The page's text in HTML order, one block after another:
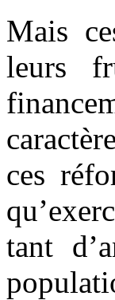
Mais
leurs
ces
tant